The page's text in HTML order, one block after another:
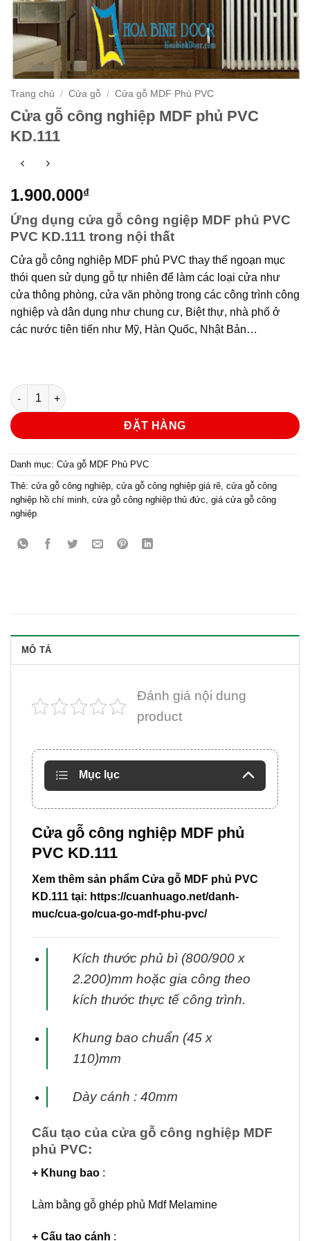
Trang chủ / Cửa gỗ / Cửa gỗ MDF Phủ PVC
Cửa gỗ công nghiệp MDF phủ PVC
KD.111
1.900.000₫
Ứng dụng cửa gỗ công ngiệp MDF phủ PVC
PVC KD.111 trong nội thất
Cửa gỗ công nghiệp MDF phủ PVC thay thế ngoạn mục
thói quen sử dụng gỗ tự nhiên để làm các loại cửa như
cửa thông phòng, cửa văn phòng trong các công trình công
nghiệp và dân dụng như chung cư, Biệt thự, nhà phố ở
các nước tiên tiến như Mỹ, Hàn Quốc, Nhật Bản…
Cửa gỗ công nghiệp MDF phủ PVC KD.111 số lượng
ĐẶT HÀNG
Danh mục: Cửa gỗ MDF Phủ PVC
Thẻ: cửa gỗ công nghiệp cửa gỗ công nghiệp giá rẽ cửa gỗ công
nghiệp hồ chí minh cửa gỗ công nghiệp thủ đức giá cửa gỗ công
nghiệp
MÔ TẢ
Đánh giá nội dung
product
Mục lục
Cửa gỗ công nghiệp MDF phủ
PVC KD.111
Xem thêm sản phẩm Cửa gỗ MDF phủ PVC
KD.111 tại: https://cuanhuago.net/danh-
muc/cua-go/cua-go-mdf-phu-pvc/
Kích thước phủ bì (800/900 x
2.200)mm hoặc gia công theo
kích thước thực tếcông trình.
Khung bao chuẩn (45 x
110)mm
Dày cánh : 40mm
Cấu tạo của cửa gỗ công nghiệp MDF
phủ PVC:
+ Khung bao :
Làm bằng gỗ ghép phủ Mdf Melamine
+ Cấu tạo cánh :